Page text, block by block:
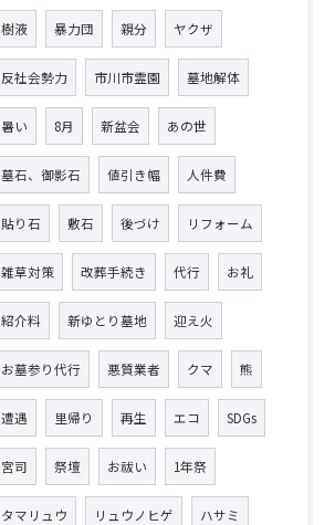
樹液 暴力団 親分 ヤクザ
反社会勢力 市川市霊園 墓地解体
暑い 8月 新盆会 あの世
墓石、御影石 値引き幅 人件費
貼り石 敷石 後づけ リフォーム
雑草対策 改葬手続き 代行 お礼
紹介料 新ゆとり墓地 迎え火
お墓参り代行 悪質業者 クマ 熊
遭遇 里帰り 再生 エコ SDGs
宮司 祭壇 お祓い 1年祭
タマリュウ リュウノヒゲ ハサミ